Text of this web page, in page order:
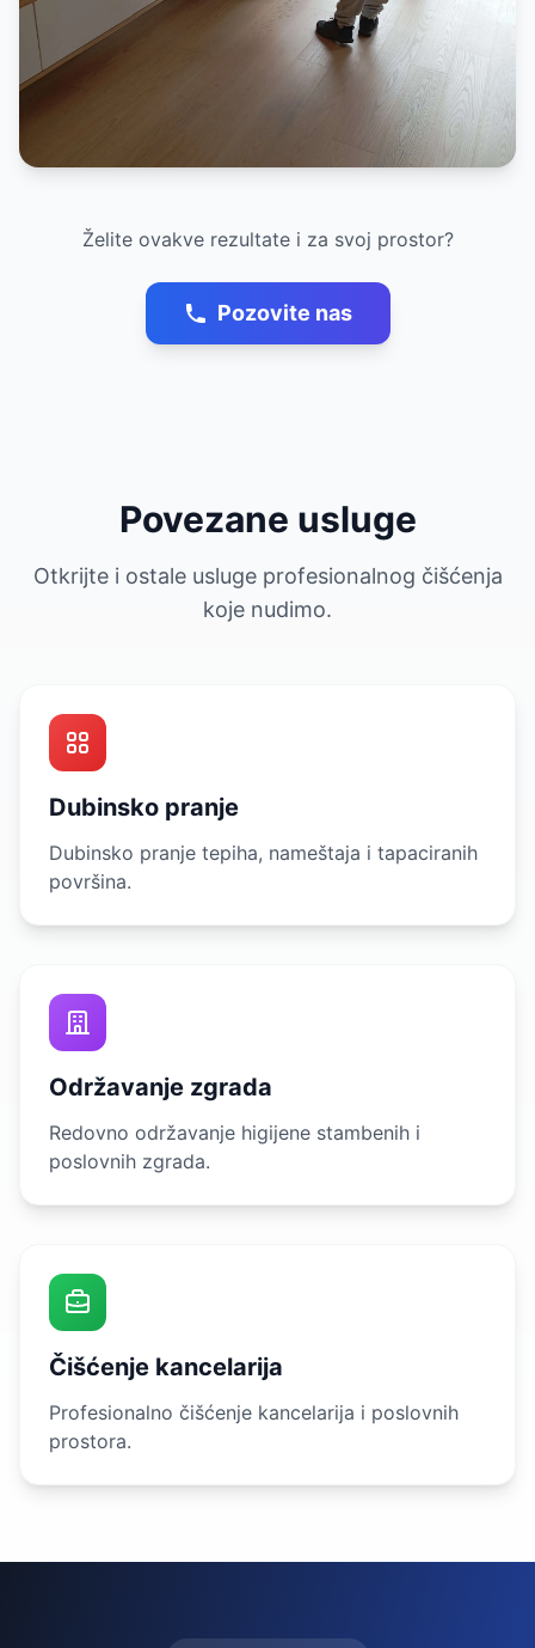
Želite ovakve rezultate i za svoj prostor?
Pozovite nas
Povezane usluge
Otkrijte i ostale usluge profesionalnog čišćenja
koje nudimo.
Dubinsko pranje
Dubinsko pranje tepiha, nameštaja i tapaciranih
površina.
Održavanje zgrada
Redovno održavanje higijene stambenih i
poslovnih zgrada.
Čišćenje kancelarija
Profesionalno čišćenje kancelarija i poslovnih
prostora.